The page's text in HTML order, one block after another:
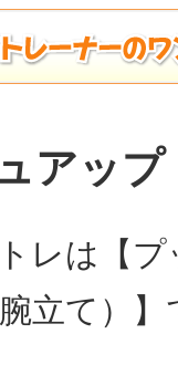
アップ
レは【プ
立て）】